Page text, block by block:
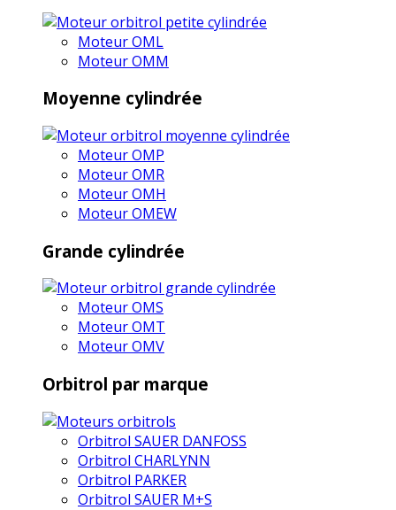
Moteur OML
Moteur OMM
Moyenne cylindrée
Moteur OMP
Moteur OMR
Moteur OMH
Moteur OMEW
Grande cylindrée
Moteur OMS
Moteur OMT
Moteur OMV
Orbitrol par marque
Orbitrol SAUER DANFOSS
Orbitrol CHARLYNN
Orbitrol PARKER
Orbitrol SAUER M+S